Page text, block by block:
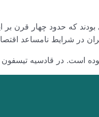
بودند که حدود
در شرایط
است. در قادسیه